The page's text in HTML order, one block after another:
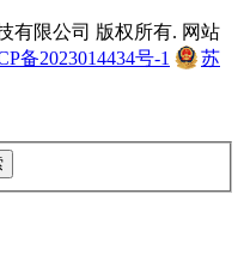
有限公司 版权所有. 网站
备2023014434号-1
苏